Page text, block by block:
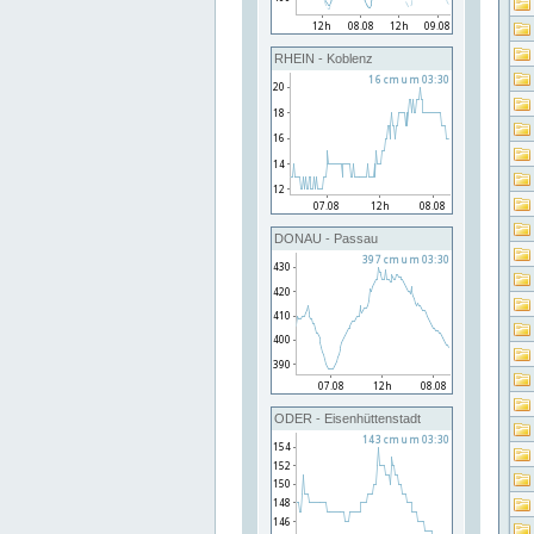
RHEIN - Koblenz
DONAU - Passau
ODER - Eisenhüttenstadt